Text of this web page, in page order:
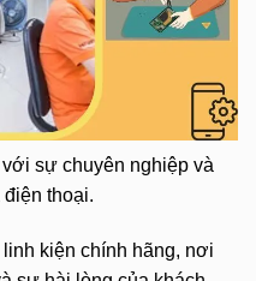
sự chuyên nghiệp và
thoại.
kiện chính hãng, nơi